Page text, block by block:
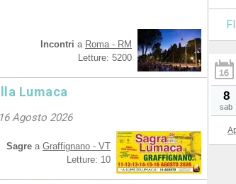
Incontri a Roma - RM
Letture: 5200
Lumaca
Agosto 2026
Sagre a Graffignano - VT
Letture: 10
8
sab